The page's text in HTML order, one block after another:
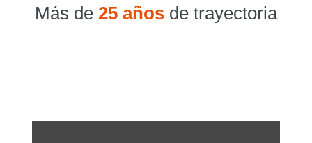
Más de 25 años de trayectoria